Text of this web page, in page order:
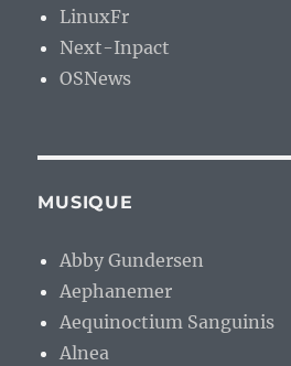
LinuxFr
Next-Inpact
OSNews
MUSIQUE
Abby Gundersen
Aephanemer
Aequinoctium Sanguinis
Alnea